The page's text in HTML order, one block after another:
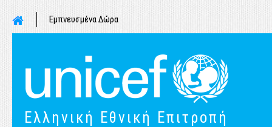
Εμπνευσμένα Δώρα
Ελληνική Εθνική Επιτροπή